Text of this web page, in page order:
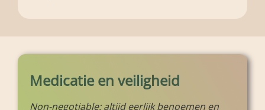
Medicatie en veiligheid
Non-negotiable: altijd eerlijk benoemen en